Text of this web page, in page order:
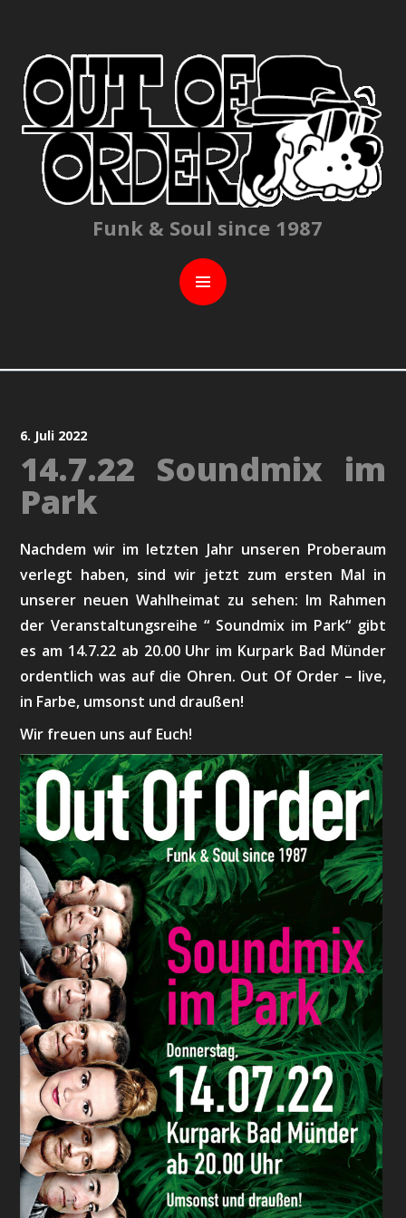
Funk & Soul since 1987
6. Juli 2022
14.7.22 Soundmix im
Park
Nachdem wir im letzten Jahr unseren Proberaum
verlegt haben, sind wir jetzt zum ersten Mal in
unserer neuen Wahlheimat zu sehen: Im Rahmen
der Veranstaltungsreihe “ Soundmix im Park“ gibt
es am 14.7.22 ab 20.00 Uhr im Kurpark Bad Münder
ordentlich was auf die Ohren. Out Of Order – live,
in Farbe, umsonst und draußen!
Wir freuen uns auf Euch!